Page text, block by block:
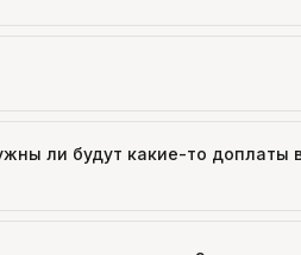
ли будут какие-то доплаты